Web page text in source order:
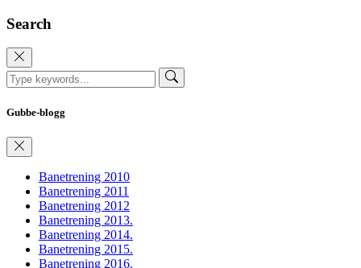
Search
Gubbe-blogg
Banetrening 2010
Banetrening 2011
Banetrening 2012
Banetrening 2013.
Banetrening 2014.
Banetrening 2015.
Banetrening 2016.